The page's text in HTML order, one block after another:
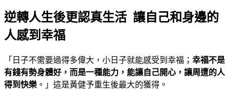
逆轉人生後更認真生活 讓自己和身邊的
人感到幸福
「日子不需要過得多偉大，小日子就能感受到幸福； 幸福不是
有錢有勢身體好，而是一種能力，能讓自己開心，讓周遭的人
得到快樂 。」這是黃健予重生後最大的獲得。